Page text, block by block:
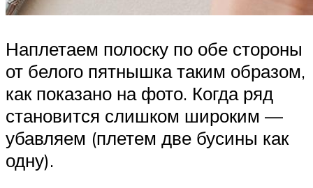
Наплетаем полоску по обе стороны
от белого пятнышка таким образом,
как показано на фото. Когда ряд
становится слишком широким —
убавляем (плетем две бусины как
одну).